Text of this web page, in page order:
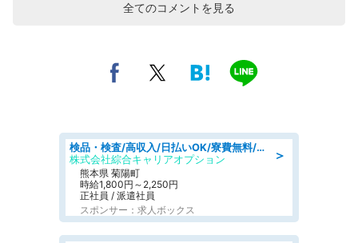
全てのコメントを見る
＞
検品・検査/高収入/日払いOK/寮費無料/日勤/20・30・40代活躍中
株式会社綜合キャリアオプション
熊本県 菊陽町
時給1,800円～2,250円
正社員 / 派遣社員
スポンサー：求人ボックス